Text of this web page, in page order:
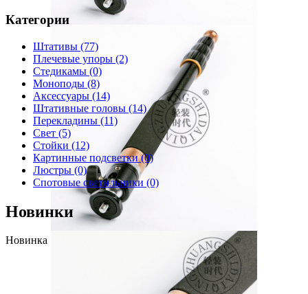
Категории
Штативы (77)
Плечевые упоры (2)
Стедикамы (0)
Моноподы (8)
Аксессуары (14)
Штативные головы (14)
Перекладины (11)
Свет (5)
Стойки (12)
Картинные подсветки(0)
Люстры (0)
Спотовые светильники (0)
Новинки
Новинка